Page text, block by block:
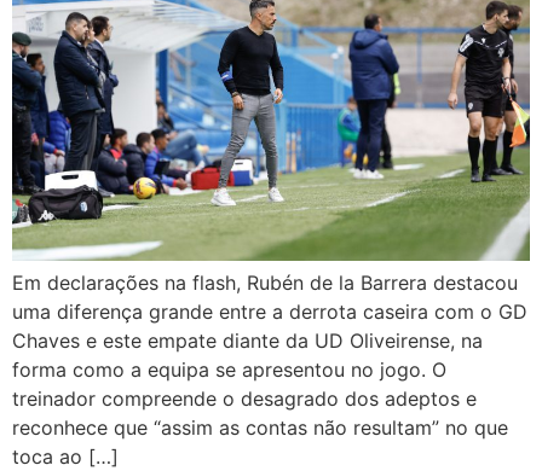
Em declarações na flash, Rubén de la Barrera destacou
uma diferença grande entre a derrota caseira com o GD
Chaves e este empate diante da UD Oliveirense, na
forma como a equipa se apresentou no jogo. O
treinador compreende o desagrado dos adeptos e
reconhece que “assim as contas não resultam” no que
toca ao […]